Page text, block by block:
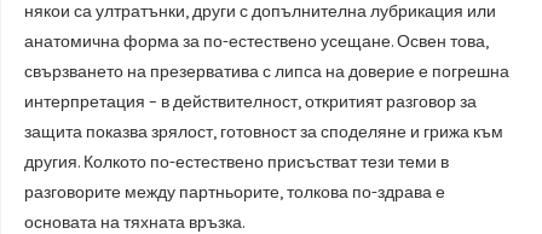
някои са ултратънки, други с допълнителна лубрикация или
анатомична форма за по-естествено усещане. Освен това,
свързването на презерватива с липса на доверие е погрешна
интерпретация – в действителност, откритият разговор за
защита показва зрялост, готовност за споделяне и грижа към
другия. Колкото по-естествено присъстват тези теми в
разговорите между партньорите, толкова по-здрава е
основата на тяхната връзка.